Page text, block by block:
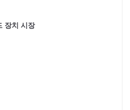
장치 시장